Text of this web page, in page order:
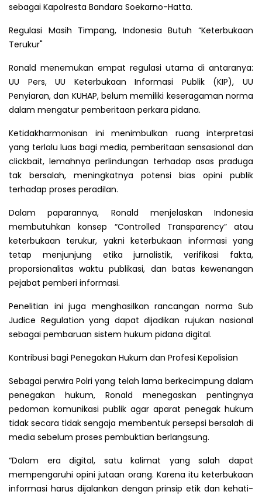
sebagai Kapolresta Bandara Soekarno-Hatta.
Regulasi Masih Timpang, Indonesia Butuh “Keterbukaan
Terukur"
Ronald menemukan empat regulasi utama di antaranya:
UU Pers, UU Keterbukaan Informasi Publik (KIP), UU
Penyiaran, dan KUHAP, belum memiliki keseragaman norma
dalam mengatur pemberitaan perkara pidana.
Ketidakharmonisan ini menimbulkan ruang interpretasi
yang terlalu luas bagi media, pemberitaan sensasional dan
clickbait, lemahnya perlindungan terhadap asas praduga
tak bersalah, meningkatnya potensi bias opini publik
terhadap proses peradilan.
Dalam paparannya, Ronald menjelaskan Indonesia
membutuhkan konsep “Controlled Transparency” atau
keterbukaan terukur, yakni keterbukaan informasi yang
tetap menjunjung etika jurnalistik, verifikasi fakta,
proporsionalitas waktu publikasi, dan batas kewenangan
pejabat pemberi informasi.
Penelitian ini juga menghasilkan rancangan norma Sub
Judice Regulation yang dapat dijadikan rujukan nasional
sebagai pembaruan sistem hukum pidana digital.
Kontribusi bagi Penegakan Hukum dan Profesi Kepolisian
Sebagai perwira Polri yang telah lama berkecimpung dalam
penegakan hukum, Ronald menegaskan pentingnya
pedoman komunikasi publik agar aparat penegak hukum
tidak secara tidak sengaja membentuk persepsi bersalah di
media sebelum proses pembuktian berlangsung.
“Dalam era digital, satu kalimat yang salah dapat
mempengaruhi opini jutaan orang. Karena itu keterbukaan
informasi harus dijalankan dengan prinsip etik dan kehati-